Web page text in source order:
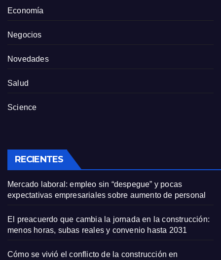
Economía
Negocios
Novedades
Salud
Science
RECIENTES
Mercado laboral: empleo sin “despegue” y pocas
expectativas empresariales sobre aumento de personal
El preacuerdo que cambia la jornada en la construcción:
menos horas, subas reales y convenio hasta 2031
Cómo se vivió el conflicto de la construcción en